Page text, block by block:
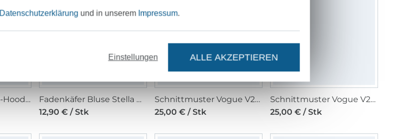
Fadenkäfer Hunde-Hoodie Papierschnittmuster
Fadenkäfer Bluse Stella Damen Papierschnittmuster
12,90 € / Stk
Schnittmuster Vogue V2082 Damenkleid + Bolero Gr. 34-42
25,00 € / Stk
Schnittmuster Vogue V2080 Herrenjacke Gr. 44-52
25,00 € / Stk
Datenschutzerklärung und in unserem Impressum.
Einstellungen ALLE AKZEPTIEREN